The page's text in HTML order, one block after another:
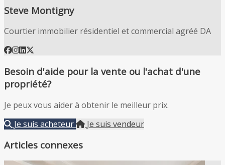
Steve Montigny
Courtier immobilier résidentiel et commercial agréé DA
Besoin d'aide pour la vente ou l'achat d'une
propriété?
Je peux vous aider à obtenir le meilleur prix.
Je suis acheteur
Je suis vendeur
Articles connexes